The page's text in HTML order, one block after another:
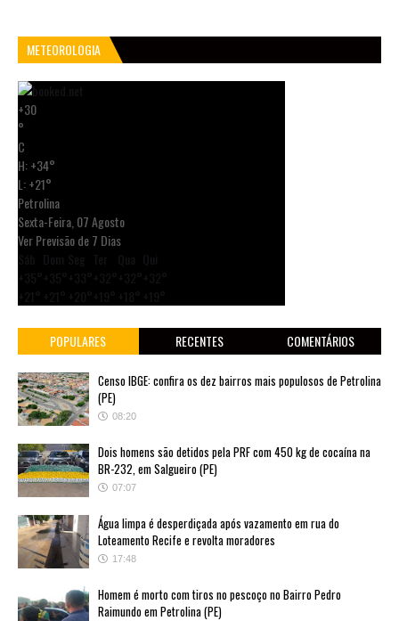
METEOROLOGIA
+30
°
C
H:+34°
L:+21°
Petrolina
Sexta-Feira, 07 Agosto
Ver Previsão de 7 Dias
POPULARES RECENTES COMENTÁRIOS
Censo IBGE: confira os dez bairros mais populosos de Petrolina
(PE)
08:20
Dois homens são detidos pela PRF com 450 kg de cocaína na
BR-232, em Salgueiro (PE)
07:07
Água limpa é desperdiçada após vazamento em rua do
Loteamento Recife e revolta moradores
17:48
Homem é morto com tiros no pescoço no Bairro Pedro
Raimundo em Petrolina (PE)